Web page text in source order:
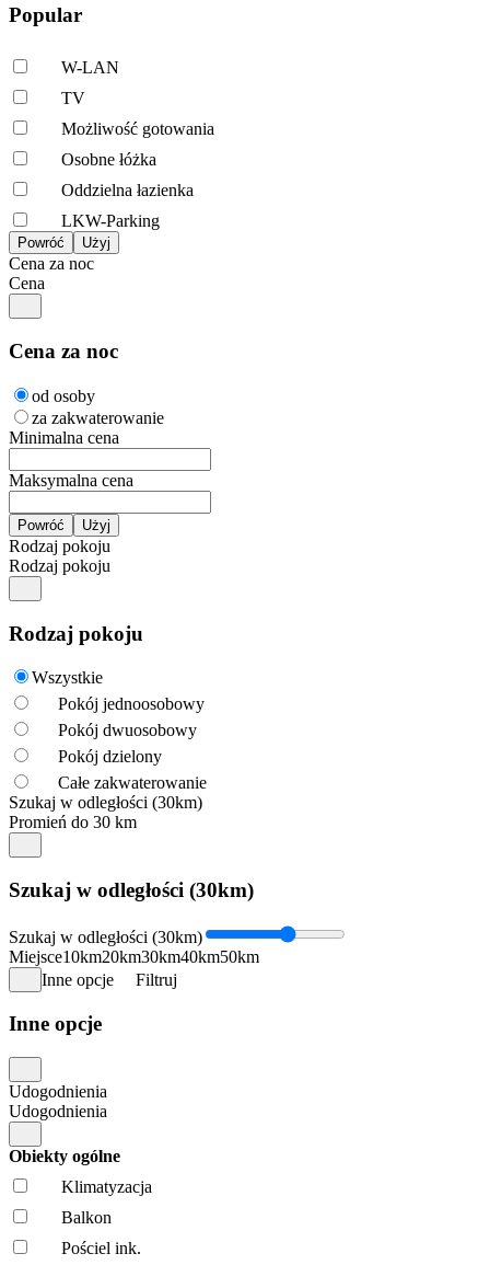
Popular
W-LAN
TV
Możliwość gotowania
Osobne łóżka
Oddzielna łazienka
LKW-Parking
Cena za noc
Cena
Cena za noc
od osoby
za zakwaterowanie
Minimalna cena
Maksymalna cena
Rodzaj pokoju
Rodzaj pokoju
Rodzaj pokoju
Wszystkie
Pokój jednoosobowy
Pokój dwuosobowy
Pokój dzielony
Całe zakwaterowanie
Szukaj w odległości (30km)
Promień do 30 km
Szukaj w odległości (30km)
Szukaj w odległości (30km)
Miejsce10km20km30km40km50km
Inne opcje
Filtruj
Inne opcje
Udogodnienia
Udogodnienia
Obiekty ogólne
Klimatyzacja
Balkon
Pościel ink.